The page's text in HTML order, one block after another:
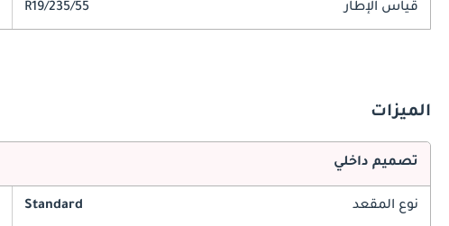
قياس الإطار 235/55/R19
الميزات
تصميم داخلي
نوع المقعد Standard